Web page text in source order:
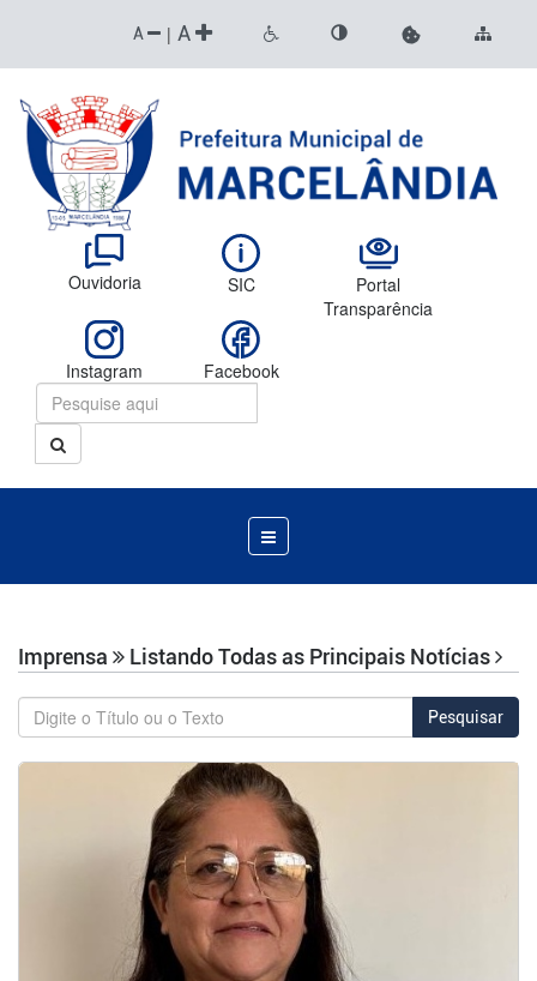
A | A
Ouvidoria SIC
Portal
Transparência
Instagram Facebook
Menu
de
Navegação
Imprensa Listando Todas as Principais Notícias
Pesquisar